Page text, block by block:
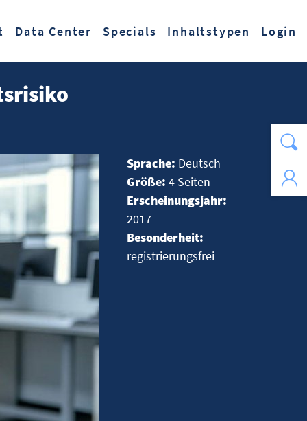
Data Center Specials Inhaltstypen Login
Sprache: Deutsch
Größe: 4 Seiten
Erscheinungsjahr:
2017
Besonderheit:
registrierungsfrei